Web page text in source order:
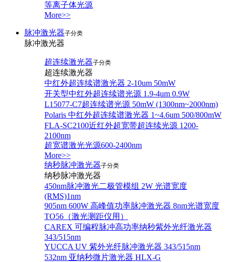
等离子体光源
More>>
脉冲激光器子分类
脉冲激光器
超连续激光器子分类
超连续激光器
中红外超连续谱激光器 2-10um 50mW
开关型中红外超连续谱光源 1.9-4um 0.9W
L15077-C7超连续谱光源 50mW (1300nm~2000nm)
Polaris 中红外超连续谱激光器 1~4.6um 500/800mW
FLA-SC2100近红外超宽带超连续光源 1200-
2100nm
超宽谱激光光源600-2400nm
More>>
纳秒脉冲激光器子分类
纳秒脉冲激光器
450nm脉冲激光二极管模组 2W 光谱宽度
(RMS)1nm
905nm 600W 高峰值功率脉冲激光器 8nm光谱宽度
TO56（激光测距仪用）
CAREX 可编程脉冲高功率纳秒紫外光纤激光器
343/515nm
YUCCA UV 紫外光纤脉冲激光器 343/515nm
532nm 亚纳秒微片激光器 HLX-G